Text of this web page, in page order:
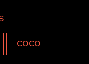
COCO